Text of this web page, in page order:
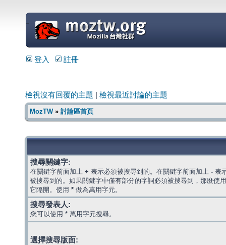
=
登入 註冊
檢視沒有回覆的主題 檢視最近討論的主題
MozTW» 討論區首頁
搜尋關鍵字:
在關鍵字前面加上 + 表示必須被搜尋到的。在關鍵字前面加上 - 表
被搜尋到的。如果關鍵字中僅有部分的字詞必須被搜尋到，那麼使
它隔開。使用 * 做為萬用字元。
搜尋發表人:
您可以使用 * 萬用字元搜尋。
選擇搜尋版面: